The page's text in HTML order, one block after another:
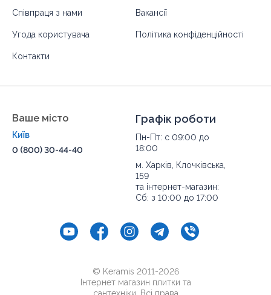
Співпраця з нами Вакансії
Угода користувача Політика конфіденційності
Контакти
Ваше місто
Київ
0 (800) 30-44-40
Графік роботи
Пн-Пт: с 09:00 до
18:00
м. Харків, Клочківська,
159
та інтернет-магазин:
Сб: з 10:00 до 17:00
© Keramis 2011-2026
Інтернет магазин плитки та
сантехніки. Всі права